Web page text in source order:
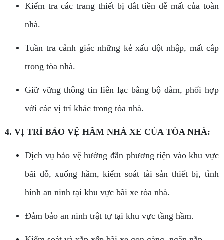
Kiểm tra các trang thiết bị đắt tiền dễ mất của toàn
nhà.
Tuần tra cảnh giác những kẻ xấu đột nhập, mất cắp
trong tòa nhà.
Giữ vững thông tin liên lạc bằng bộ đàm, phối hợp
với các vị trí khác trong tòa nhà.
4. VỊ TRÍ BẢO VỆ HẦM NHÀ XE CỦA TÒA NHÀ:
Dịch vụ bảo vệ hướng đẫn phương tiện vào khu vực
bãi đỗ, xuống hầm, kiểm soát tài sản thiết bị, tình
hình an ninh tại khu vực bãi xe tòa nhà.
Đảm bảo an ninh trật tự tại khu vực tầng hầm.